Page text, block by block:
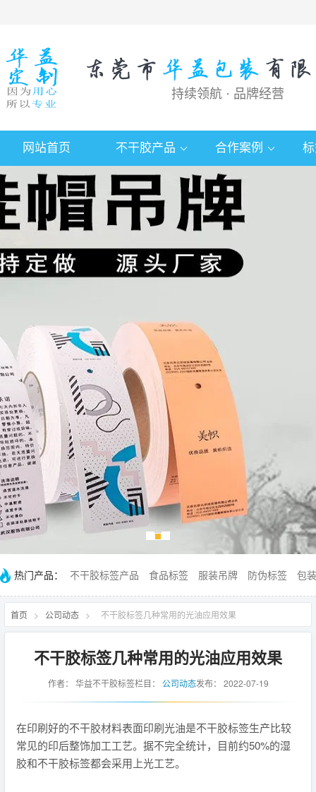
持续领航 · 品牌经营
网站首页 不干胶产品 合作案例
热门产品： 不干胶标签产品 食品标签 服装吊牌 防伪标签 包
首页 > 公司动态 > 不干胶标签几种常用的光油应用效果
不干胶标签几种常用的光油应用效果
作者： 华益不干胶标签栏目： 公司动态发布： 2022-07-19
在印刷好的不干胶材料表面印刷光油是不干胶标签生产比较
常见的印后整饰加工工艺。据不完全统计，目前约50%的湿
胶和不干胶标签都会采用上光工艺。